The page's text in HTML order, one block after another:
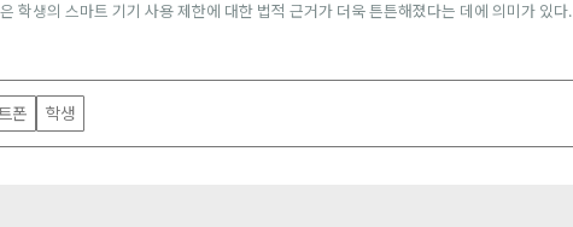
학생의 스마트 기기 사용 제한에 대한 법적 근거가 더욱 튼튼해졌다는 데에 의미가 있다.
폰 학생